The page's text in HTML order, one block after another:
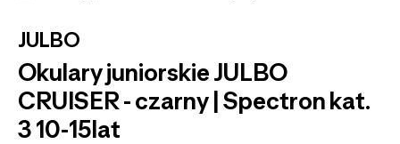
JULBO
Okulary juniorskie JULBO
CRUISER - czarny | Spectron kat.
3 10-15lat